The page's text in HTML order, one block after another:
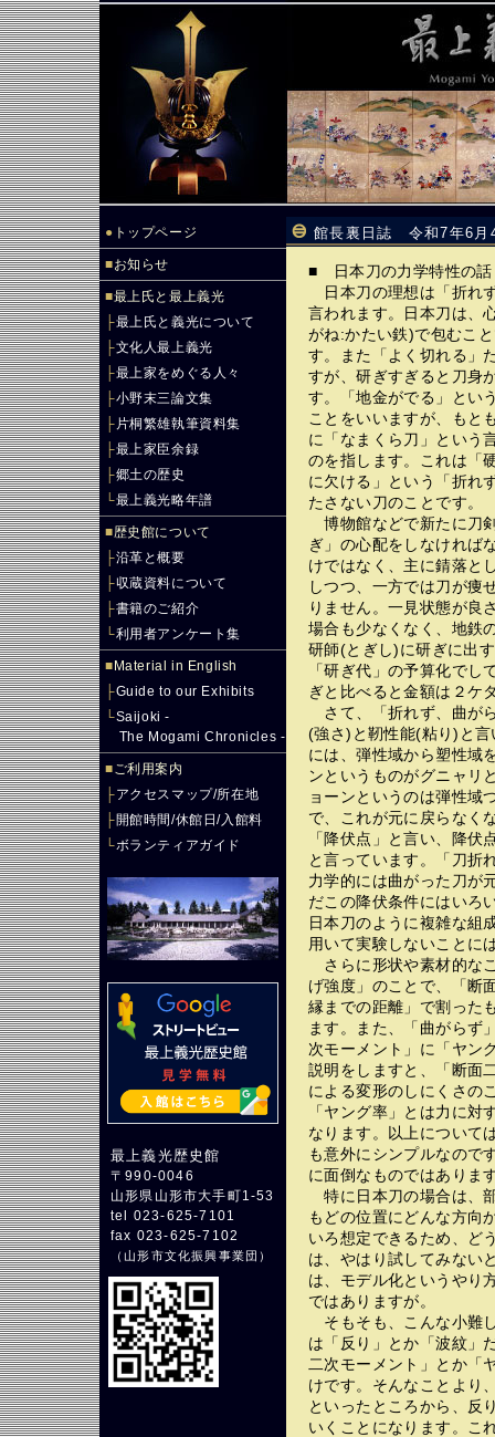
● トップページ
■お知らせ
■最上氏と最上義光
├最上氏と義光について
├文化人最上義光
├最上家をめぐる人々
├小野末三論文集
├ 片桐繁雄執筆資料集
├最上家臣余録
├郷土の歴史
└最上義光略年譜
■歴史館について
├沿革と概要
├収蔵資料について
├書籍のご紹介
└利用者アンケート集
■ Material in English
├Guide to our Exhibits
└Saijoki -
The Mogami Chronicles -
■ご利用案内
├アクセスマップ/所在地
├開館時間/休館日/入館料
└ボランティアガイド
最上義光歴史館
〒990-0046
山形県山形市大手町1-53
tel 023-625-7101
fax 023-625-7102
（山形市文化振興事業団 ）
館長裏日誌 令和7年6月
■ 日本刀の力学特性の話
日本刀の理想は「折れ
言われます。日本刀は、
がね:かたい鉄)で包むこ
す。また「よく切れる」
すが、研ぎすぎると刀身
す。「地金がでる」とい
ことをいいますが、もと
に「なまくら刀」という
のを指します。これは「
に欠ける」という「折れ
たさない刀のことです。
博物館などで新たに刀
ぎ」の心配をしなければ
けではなく、主に錆落と
しつつ、一方では刀が痩
りません。一見状態が良
場合も少なくなく、地鉄
研師(とぎし)に研ぎに出
「研ぎ代」の予算化で
ぎと比べると金額は２ケ
さて、「折れず、曲が
(強さ)と靭性能(粘り)と
には、弾性域から塑性域
ンというものがグニャリ
ョーンというのは弾性域
で、これが元に戻らなく
「降伏点」と言い、降
と言っています。「刀折
力学的には曲がった刀が
だこの降伏条件にはいろ
日本刀のように複雑な組
用いて実験しないことに
さらに形状や素材的な
げ強度」のことで、「断
縁までの距離」で割った
ます。また、「曲がらず
次モーメント」に「ヤン
説明をしますと、「断面
による変形のしにくさの
「ヤング率」とは力に
なります。以上について
も意外にシンプルなので
に面倒なものではありま
特に日本刀の場合は、
もどの位置にどんな方向
いろ想定できるため、ど
は、やはり試してみない
は、モデル化というやり
ではありますが。
そもそも、こんな小難
は「反り」とか「波紋」
二次モーメント」とか「
けです。そんなことより
といったところから、反
いくことになります。こ